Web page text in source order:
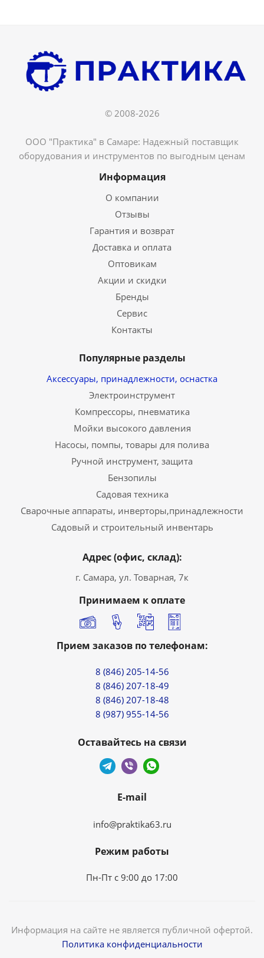
© 2008-2026
ООО "Практика" в Самаре: Надежный поставщик
оборудования и инструментов по выгодным ценам
Информация
О компании
Отзывы
Гарантия и возврат
Доставка и оплата
Оптовикам
Акции и скидки
Бренды
Сервис
Контакты
Популярные разделы
Аксессуары, принадлежности, оснастка
Электроинструмент
Компрессоры, пневматика
Мойки высокого давления
Насосы, помпы, товары для полива
Ручной инструмент, защита
Бензопилы
Садовая техника
Сварочные аппараты, инверторы,принадлежности
Садовый и строительный инвентарь
Адрес (офис, склад):
г. Самара, ул. Товарная, 7к
Принимаем к оплате
Прием заказов по телефонам:
8 (846) 205-14-56
8 (846) 207-18-49
8 (846) 207-18-48
8 (987) 955-14-56
Оставайтесь на связи
E-mail
info@praktika63.ru
Режим работы
Пн-Пт с 9:00 до 17:00
Информация на сайте не является публичной офертой.
Политика конфиденциальности